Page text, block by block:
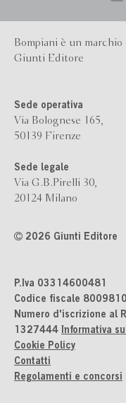
Bompiani è un marchio
Giunti Editore
Sede operativa
Via Bolognese 165,
50139 Firenze
Sede legale
Via G.B.Pirelli 30,
20124 Milano
2026 Giunti Editore
P.Iva 03314600481
Codice fiscale
Numero d'iscrizione al
1327444 Informativa
Cookie Policy
Contatti
Regolamenti e concorsi